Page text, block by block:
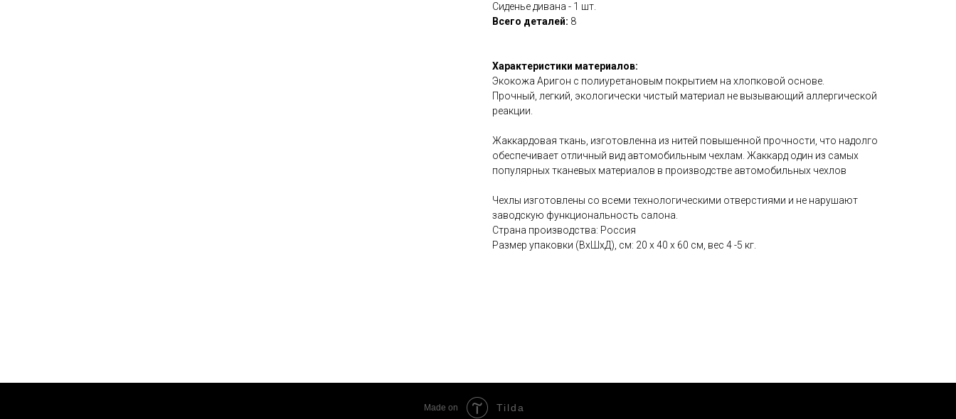
Сиденье дивана - 1 шт.
Всего деталей: 8
Характеристики материалов:
Экокожа Аригон с полиуретановым покрытием на хлопковой основе.
Прочный, легкий, экологически чистый материал не вызывающий аллергической
реакции.
Жаккардовая ткань, изготовленна из нитей повышенной прочности, что надолго
обеспечивает отличный вид автомобильным чехлам. Жаккард один из самых
популярных тканевых материалов в производстве автомобильных чехлов
Чехлы изготовлены со всеми технологическими отверстиями и не нарушают
заводскую функциональность салона.
Страна производства: Россия
Размер упаковки (ВхШхД), см: 20 x 40 x 60 см, вес 4 -5 кг.
Made on Tilda